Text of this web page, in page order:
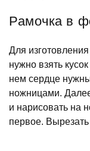
Рамочка в
Для
нужно взять
нем сердце
ножницами.
и нарисовать на
первое.